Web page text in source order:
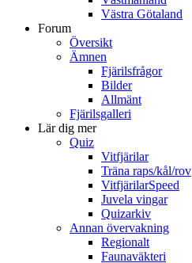
Västra Götaland
Forum
Översikt
Ämnen
Fjärilsfrågor
Bilder
Allmänt
Fjärilsgalleri
Lär dig mer
Quiz
Vitfjärilar
Träna raps/kål/rov
VitfjärilarSpeed
Juvela vingar
Quizarkiv
Annan övervakning
Regionalt
Faunaväkteri